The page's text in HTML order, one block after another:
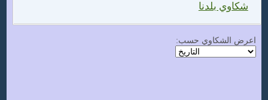
شكاوي بلدنا
اعرض الشكاوي حسب: